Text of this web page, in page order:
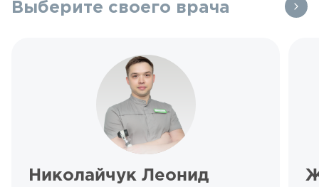
Выберите своего врача
Николайчук Леонид